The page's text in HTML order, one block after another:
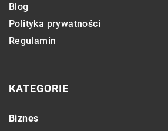
Blog
Polityka prywatności
Regulamin
KATEGORIE
Biznes